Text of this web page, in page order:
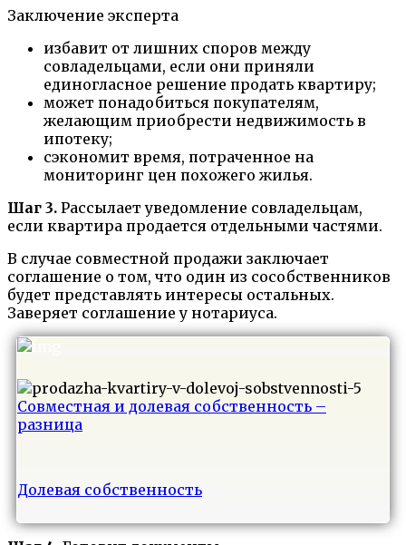
Заключение эксперта
избавит от лишних споров между
совладельцами, если они приняли
единогласное решение продать квартиру;
может понадобиться покупателям,
желающим приобрести недвижимость в
ипотеку;
сэкономит время, потраченное на
мониторинг цен похожего жилья.
Шаг 3. Рассылает уведомление совладельцам,
если квартира продается отдельными частями.
В случае совместной продажи заключает
соглашение о том, что один из сособственников
будет представлять интересы остальных.
Заверяет соглашение у нотариуса.
Совместная и долевая собственность –
разница
Долевая собственность